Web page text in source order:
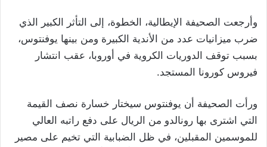
وأرجعت الصحيفة الإيطالية، الخطوة، إلى التأثر الكبير الذي
ضرب ميزانيات عدد من الأندية الكبيرة ومن بينها يوفنتوس،
بسبب توقف الدوريات الكروية في أوروبا، عقب انتشار
فيروس كورونا المستجد.
ورأت الصحيفة أن يوفنتوس سيختار خسارة نصف القيمة
التي اشترى بها رونالدو من الريال على دفع راتبه العالي
للموسمين المقبلين، في ظل الضبابية التي تخيم على مصير